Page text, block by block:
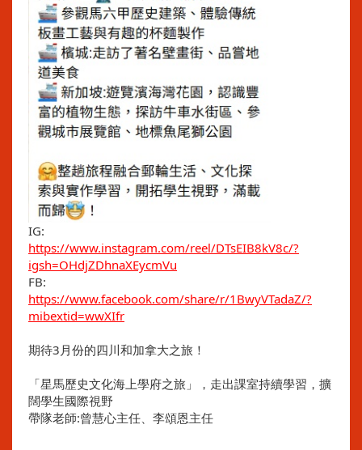
IG:
https://www.instagram.com/reel/DTsEIB8kV8c/?
igsh=OHdjZDhnaXEycmVu
FB:
https://www.facebook.com/share/r/1BwyVTadaZ/?
mibextid=wwXIfr
期待3月份的四川和加拿大之旅！
「星馬歷史文化海上學府之旅」，走出課室持續學習，擴
闊學生國際視野
帶隊老師:曾慧心主任、李頌恩主任